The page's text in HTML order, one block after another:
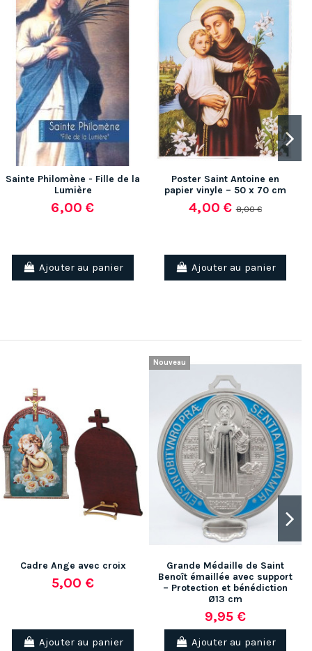
Sainte Philomène - Fille de la
Lumière
6,00 €
Ajouter au panier
Poster Saint Antoine en
papier vinyle – 50 x 70 cm
4,00 €8,00 €
Ajouter au panier
Cadre Ange avec croix
5,00 €
Ajouter au panier
Nouveau
Grande Médaille de Saint
Benoît émaillée avec support
– Protection et bénédiction
Ø13 cm
9,95 €
Ajouter au panier